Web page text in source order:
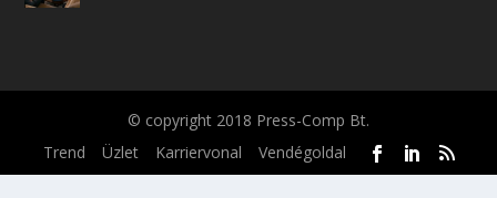
© copyright 2018 Press-Comp Bt.
Trend
Üzlet Karriervonal Vendégoldal